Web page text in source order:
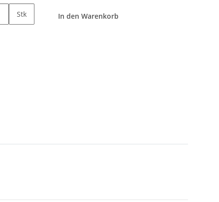
Stk In den Warenkorb